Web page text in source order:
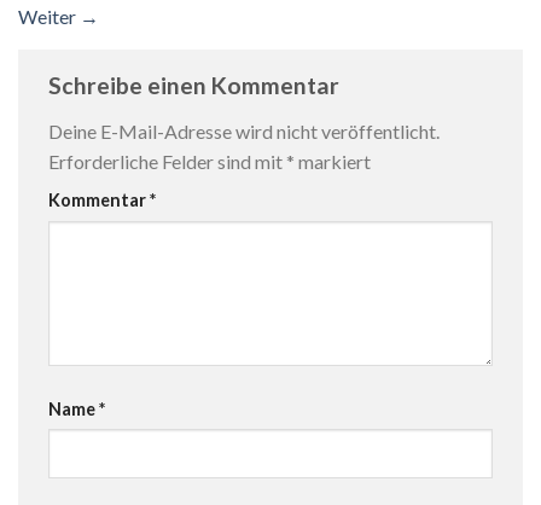
Weiter →
Schreibe einen Kommentar
Deine E-Mail-Adresse wird nicht veröffentlicht.
Erforderliche Felder sind mit * markiert
Kommentar*
Name*